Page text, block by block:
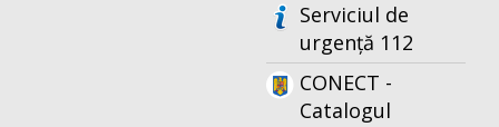
Serviciul de
urgență 112
CONECT -
Catalogul